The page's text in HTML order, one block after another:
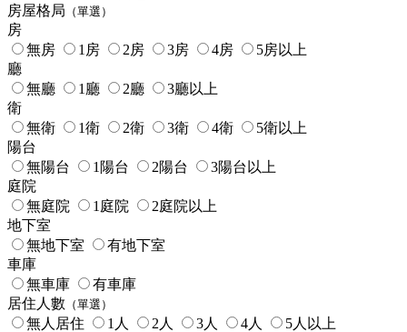
房屋格局 （單選）
房
無房
1房 2房 3房 4房
5房以上
廳
無廳
1廳 2廳
3廳以上
衛
無衛
1衛 2衛 3衛 4衛
5衛以上
陽台
無陽台
1陽台 2陽台
3陽台以上
庭院
無庭院
1庭院
2庭院以上
地下室
無地下室
有地下室
車庫
無車庫
有車庫
居住人數 （單選）
無人居住 1人 2人 3人 4人
5人以上